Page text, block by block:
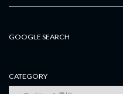
GOOGLE SEARCH
CATEGORY
category